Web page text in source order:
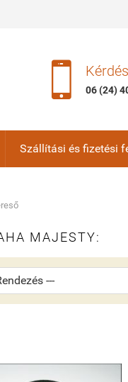
 06 (24)
Szállítási és fizetési
MAJESTY: